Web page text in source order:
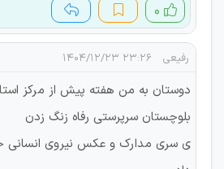
۰
رفیعی ۲۳:۲۶ ۱۴۰۴/۱۲/۲۳
دوستان به من هفته پیش از مرکز
بلوچستان سرپرستی رفاه زنگ زدن
ی سری مدارک و عکس نیروی انسانی